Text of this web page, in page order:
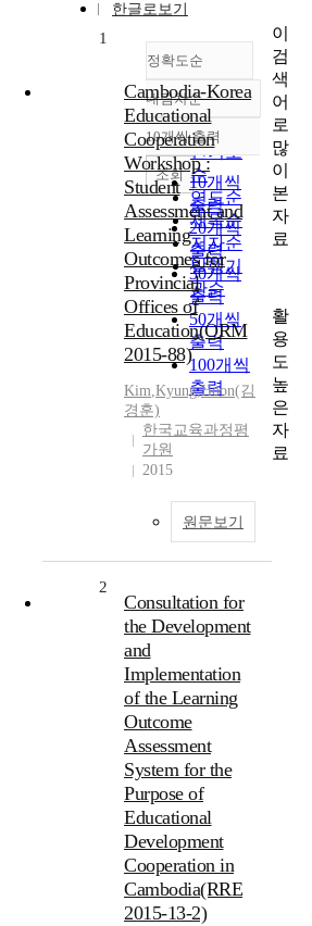
한글로보기
정확도순
정확도
순
인기도
순
연도순
제목순
저자순
발행기
관순
내림차순
내림차순
10개씩 출력
10개씩
출력
20개씩
출력
30개씩
출력
50개씩
출력
100개씩
출력
조회
1
Cambodia-Korea
Educational
Cooperation
Workshop :
Student
Assessment and
Learning
Outcomes for
Provincial
Offices of
Education(ORM
2015-88)
Kim,Kyung,Hoon(김
경훈)
한국교육과정평
가원
2015
원문보기
2
Consultation for
the Development
and
Implementation
of the Learning
Outcome
Assessment
System for the
Purpose of
Educational
Development
Cooperation in
Cambodia(RRE
2015-13-2)
이
검
색
어
로
많
이
본
자
료
활
용
도
높
은
자
료